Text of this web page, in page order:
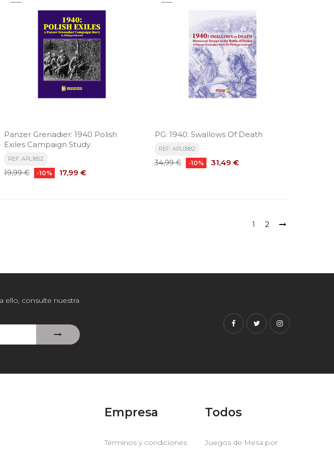
Panzer Grenadier: 1940 Polish
Exiles Campaign Study
REF: APL1852
Precio
19,99 € -10% Precio
17,99 €
PG: 1940: Swallows Of Death
REF: APL0882
Precio
34,99 € -10% Precio
31,49 €
1 2
ello, consulte nuestra
Facebook
TwitterInstagram
Empresa
Términos y condiciones
Todos
Juegos de Mesa por